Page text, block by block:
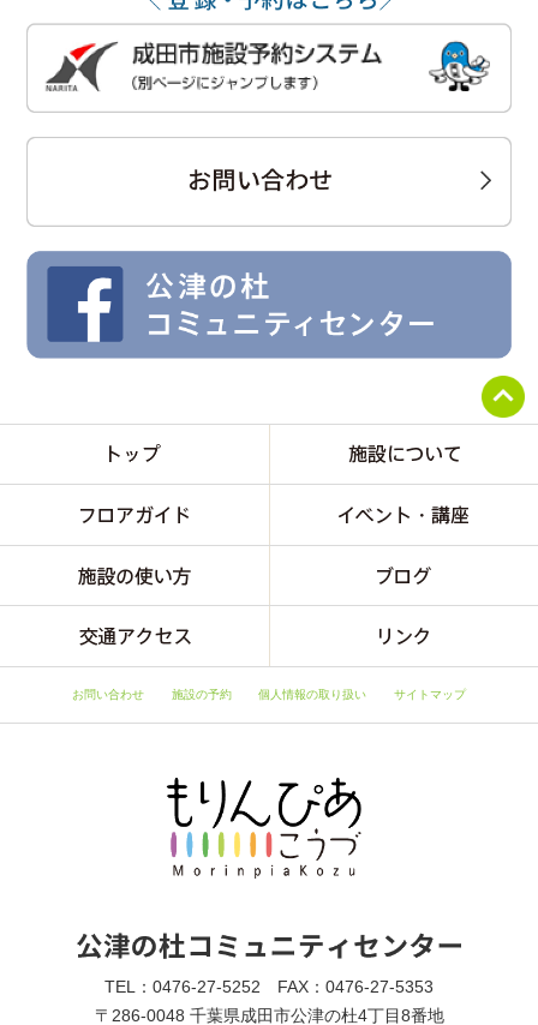
お問い合わせ 施設の予約 個人情報の取り扱い サイトマップ
TEL：0476-27-5252 FAX：0476-27-5353
〒286-0048 千葉県成田市公津の杜4丁目8番地